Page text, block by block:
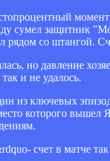
сумел защитник
рядом со штангой.
но давление
и не удалось.
из ключевых
которого вышел
счет в матче